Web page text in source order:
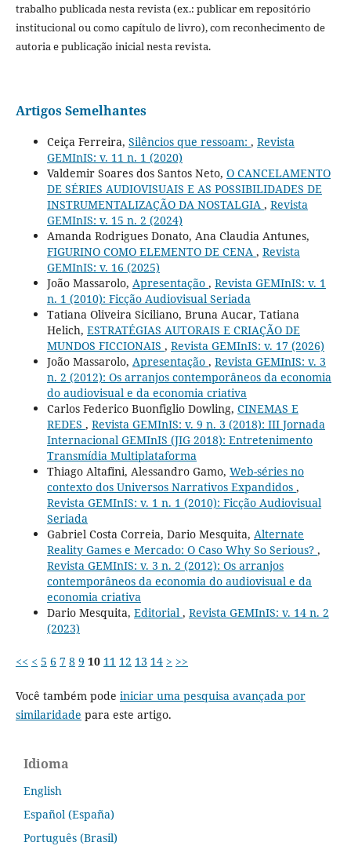
trabalho publicada nesta revista (ex.: publicar em repositório
institucional ou como capítulo de livro), com reconhecimento de
autoria e publicação inicial nesta revista.
Artigos Semelhantes
Ceiça Ferreira, Silêncios que ressoam: , Revista
GEMInIS: v. 11 n. 1 (2020)
Valdemir Soares dos Santos Neto, O CANCELAMENTO
DE SÉRIES AUDIOVISUAIS E AS POSSIBILIDADES DE
INSTRUMENTALIZAÇÃO DA NOSTALGIA , Revista
GEMInIS: v. 15 n. 2 (2024)
Amanda Rodrigues Donato, Ana Claudia Antunes,
FIGURINO COMO ELEMENTO DE CENA , Revista
GEMInIS: v. 16 (2025)
João Massarolo, Apresentação , Revista GEMInIS: v. 1
n. 1 (2010): Ficção Audiovisual Seriada
Tatiana Oliveira Siciliano, Bruna Aucar, Tatiana
Helich, ESTRATÉGIAS AUTORAIS E CRIAÇÃO DE
MUNDOS FICCIONAIS , Revista GEMInIS: v. 17 (2026)
João Massarolo, Apresentação , Revista GEMInIS: v. 3
n. 2 (2012): Os arranjos contemporâneos da economia
do audiovisual e da economia criativa
Carlos Federico Buonfiglio Dowling, CINEMAS E
REDES , Revista GEMInIS: v. 9 n. 3 (2018): III Jornada
Internacional GEMInIS (JIG 2018): Entretenimento
Transmídia Multiplataforma
Thiago Altafini, Alessandro Gamo, Web-séries no
contexto dos Universos Narrativos Expandidos ,
Revista GEMInIS: v. 1 n. 1 (2010): Ficção Audiovisual
Seriada
Gabriel Costa Correia, Dario Mesquita, Alternate
Reality Games e Mercado: O Caso Why So Serious? ,
Revista GEMInIS: v. 3 n. 2 (2012): Os arranjos
contemporâneos da economia do audiovisual e da
economia criativa
Dario Mesquita, Editorial , Revista GEMInIS: v. 14 n. 2
(2023)
<< < 5 6 7 8 9 10 11 12 13 14 > >>
Você também pode iniciar uma pesquisa avançada por
similaridade para este artigo.
Idioma
English
Español (España)
Português (Brasil)